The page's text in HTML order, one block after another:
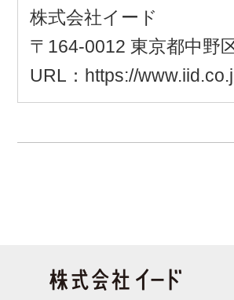
株式会社イード
〒164-0012 東京都中野
URL：https://